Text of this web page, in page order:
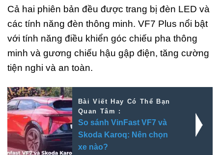
Cả hai phiên bản đều được trang bị đèn LED và
các tính năng đèn thông minh. VF7 Plus nổi bật
với tính năng điều khiển góc chiếu pha thông
minh và gương chiếu hậu gập điện, tăng cường
tiện nghi và an toàn.
Bài Viết Hay Có Thể Bạn
Quan Tâm :
So sánh VinFast VF7 và
Skoda Karoq: Nên chọn
xe nào?